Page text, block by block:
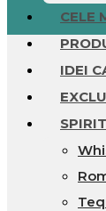
CELE
IDEI